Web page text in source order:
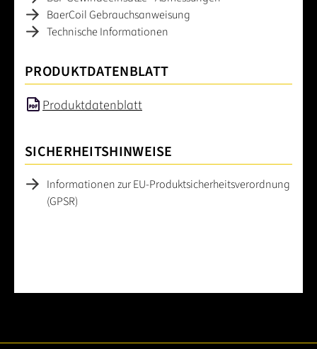
BaerCoil Gebrauchsanweisung
Technische Informationen
PRODUKTDATENBLATT
Produktdatenblatt
SICHERHEITSHINWEISE
Informationen zur EU-Produktsicherheitsverordnung
(GPSR)